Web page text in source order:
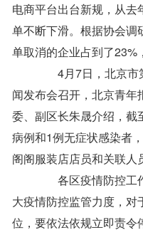
电商平台出台新规，从
单不断下滑。根据协会调
单取消的企业占到了23%
4月7日，北京市
闻发布会召开，北京青年
委、副区长朱晟介绍，
病例和1例无症状感染者
阁阁服装店店员和关联人
各区疫情防控工
大疫情防控监管力度，
位，要依法依规立即责令